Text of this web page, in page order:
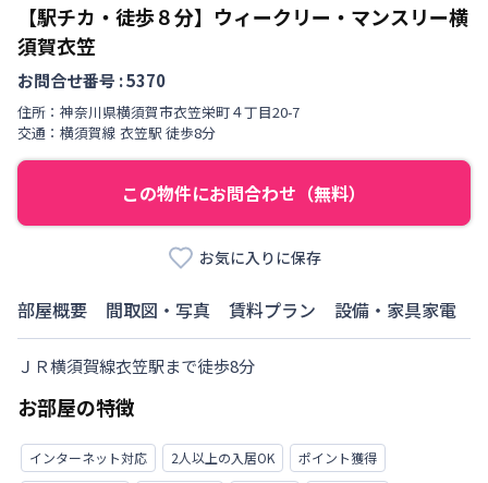
【駅チカ・徒歩８分】ウィークリー・マンスリー横
須賀衣笠
お問合せ番号 :5370
住所： 神奈川県横須賀市衣笠栄町４丁目20-7
交通： 横須賀線 衣笠駅 徒歩8分
この物件にお問合わせ（無料）
お気に入りに保存
部屋概要 間取図・写真 賃料プラン 設備・家具家電
ＪＲ横須賀線衣笠駅まで徒歩8分
お部屋の特徴
インターネット対応 2人以上の入居OK
ポイント獲得